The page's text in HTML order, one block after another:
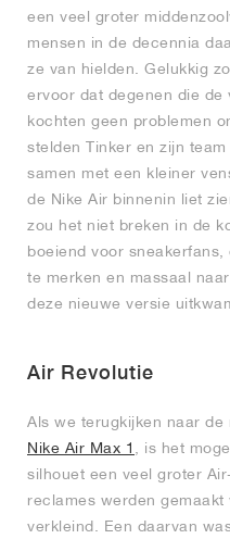
een veel groter
mensen in de decennia
ze van hielden. Gelukkig
ervoor dat degenen die de
kochten geen problemen
stelden Tinker en zijn
samen met een kleiner
de Nike Air binnenin liet
zou het niet breken in de
boeiend voor
te merken en massaal
deze nieuwe versie
Air Revolutie
Als we terugkijken naar
Nike Air Max 1
, is het
silhouet een veel groter
reclames werden
verkleind. Een daarvan